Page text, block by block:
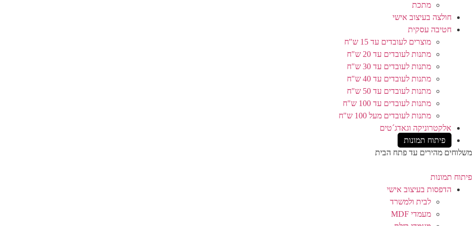
מתכת
חולצה בעיצוב אישי
חטיבה עסקית
מוצרים לעובדים עד 15 ש"ח
מתנות לעובדים עד 20 ש"ח
מתנות לעובדים עד 30 ש"ח
מתנות לעובדים עד 40 ש"ח
מתנות לעובדים עד 50 ש"ח
מתנות לעובדים עד 100 ש"ח
מתנות לעובדים מעל 100 ש"ח
אלקטרוניקה וגאדג´טים
פיתוח תמונות
משלוחים מהירים עד פתח הבית
פיתוח תמונות
הדפסות בעיצוב אישי
לבית ולמשרד
מעמדי MDF